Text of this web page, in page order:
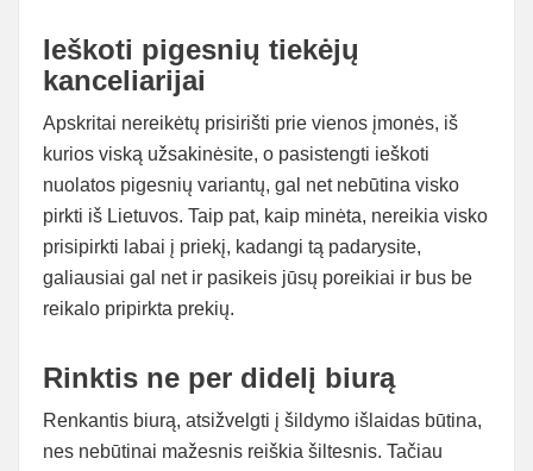
Ieškoti pigesnių tiekėjų
kanceliarijai
Apskritai nereikėtų prisirišti prie vienos įmonės, iš
kurios viską užsakinėsite, o pasistengti ieškoti
nuolatos pigesnių variantų, gal net nebūtina visko
pirkti iš Lietuvos. Taip pat, kaip minėta, nereikia visko
prisipirkti labai į priekį, kadangi tą padarysite,
galiausiai gal net ir pasikeis jūsų poreikiai ir bus be
reikalo pripirkta prekių.
Rinktis ne per didelį biurą
Renkantis biurą, atsižvelgti į šildymo išlaidas būtina,
nes nebūtinai mažesnis reiškia šiltesnis. Tačiau